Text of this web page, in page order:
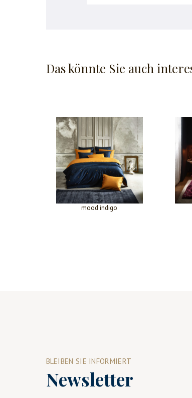
Das könnte Sie auch
mood indigo
BLEIBEN SIE INFORMIERT
Newsletter